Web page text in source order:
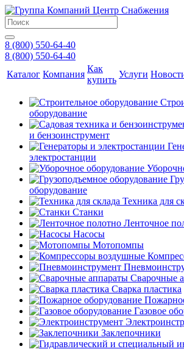
8 (800) 550-64-40
8 (800) 550-64-40
Каталог Компания
Как
купить
Услуги
оборудование
и бензоинструмент
электростанции
оборудование
Техника для
Станки
Ленточное
Насосы
Мотопомпы
Сварочные
Сварка пластика
Газовое
Заклепочники